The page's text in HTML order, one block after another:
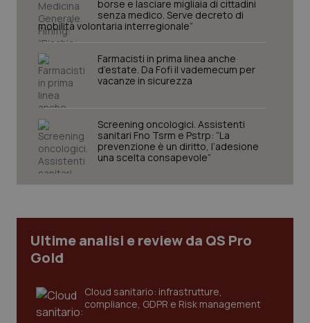
borse e lasciare migliaia di cittadini
senza medico. Serve decreto di
mobilità volontaria interregionale”
Farmacisti in prima linea anche
d’estate. Da Fofi il vademecum per
vacanze in sicurezza
Screening oncologici. Assistenti
sanitari Fno Tsrm e Pstrp: “La
prevenzione è un diritto, l’adesione
una scelta consapevole”
Ultime analisi e review da QS Pro
Gold
Cloud sanitario: infrastrutture,
compliance, GDPR e Risk management
VISITOR_PRIVACY_METADATA
YouTube
.youtube.com
CookieScriptConsent
CookieScript